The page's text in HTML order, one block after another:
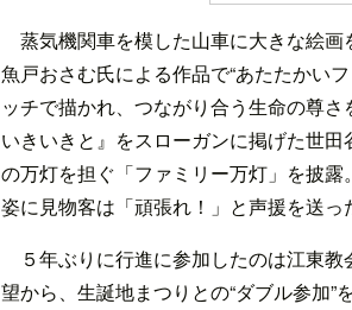
蒸気機関車を模した山車に大きな絵
魚戸おさむ氏による作品で“あたたかい
ッチで描かれ、つながり合う生命の尊
いきいきと』をスローガンに掲げた世
の万灯を担ぐ「ファミリー万灯」を披
姿に見物客は「頑張れ！」と声援を送っ
５年ぶりに行進に参加したのは江東
望から、生誕地まつりとの“ダブル参加